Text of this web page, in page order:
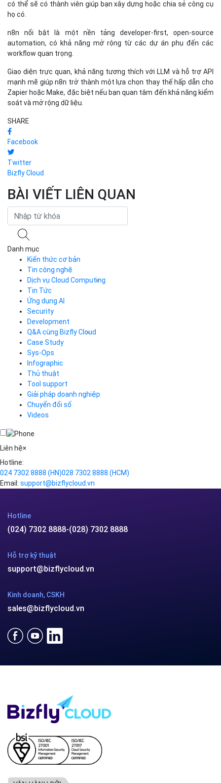
có thể sẽ có thành viên giúp bạn xây dựng hoặc chia sẻ công cụ
họ có.
n8n nổi bật là một nền tảng developer-first, open-source
automation, có khả năng mở rộng từ các dự án phụ đến các
workflow quan trọng.
Giao diện trực quan, khả năng tương thích với LLM và hỗ trợ API
mạnh mẽ giúp n8n trở thành một lựa chọn thay thế hấp dẫn cho
Zapier hoặc Make, đặc biệt nếu bạn quan tâm đến khả năng kiểm
soát và mở rộng dữ liệu.
SHARE
Facebook
Twitter
Bizfly Cloud
BÀI VIẾT LIÊN QUAN
Danh mục
Kiến thức cơ bản
Tin công nghệ
Dịch vụ Cloud Computing
Cloud Server
CDN
Load Balancer
Auto Scaling
Container Registry
Kubernetes
Cloud Database
Call Center
Business Email
Simple Storage
VOD
VPN
Traffic Manager
Cloud VPS
Videos
Tin Tức
Ứng dụng AI
Security
Development
Q&A cùng Bizfly Cloud
Q&A về Bizfly Cloud Server
Thao tác kết nối tới server
Videos
Q&A về Bizfly Business Email
Videos
Case Study
Sys-Ops
Infographic
Thủ thuật
Tool support
Giải pháp doanh nghiệp
Chuyển đổi số
Videos
Liên hệ×
Hotline:
024 7302 8888 (HN)028 7302 8888 (HCM)
Email: support@bizflycloud.vn
Hotline
(024) 7302 8888-(028) 7302 8888
Hỗ trợ kỹ thuật
support@bizflycloud.vn
Kinh doanh, CSKH
sales@bizflycloud.vn